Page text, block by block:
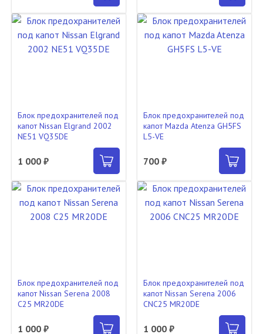
Блок предохранителей под
капот Nissan Elgrand 2002
NE51 VQ35DE
1 000 ₽
Блок предохранителей под
капот Mazda Atenza GH5FS
L5-VE
700 ₽
Блок предохранителей под
капот Nissan Serena 2008
C25 MR20DE
1 000 ₽
Блок предохранителей под
капот Nissan Serena 2006
CNC25 MR20DE
1 000 ₽